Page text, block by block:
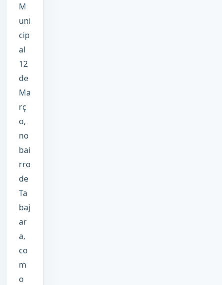
M
uni
cip
al
12
de
Ma
rç
o,
no
bai
rro
de
Ta
baj
ar
a,
co
m
o